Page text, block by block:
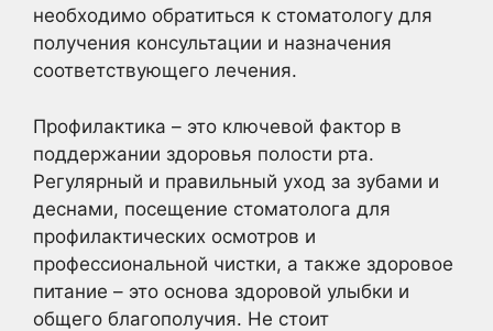
необходимо обратиться к стоматологу для
получения консультации и назначения
соответствующего лечения.
Профилактика – это ключевой фактор в
поддержании здоровья полости рта.
Регулярный и правильный уход за зубами и
деснами, посещение стоматолога для
профилактических осмотров и
профессиональной чистки, а также здоровое
питание – это основа здоровой улыбки и
общего благополучия. Не стоит